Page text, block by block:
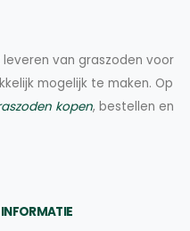
van graszoden voor
mogelijk te maken. Op
kopen, bestellen en
INFORMATIE